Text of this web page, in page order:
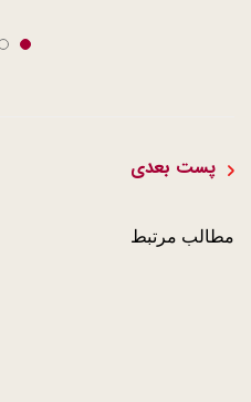
پست بعدی
مطالب مرتبط